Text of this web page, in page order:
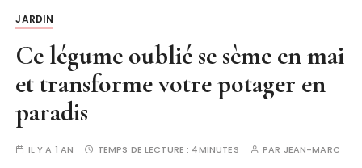
JARDIN
Ce légume oublié se sème en mai
et transforme votre potager en
paradis
IL Y A 1 AN TEMPS DE LECTURE : 4MINUTES PAR JEAN-MARC